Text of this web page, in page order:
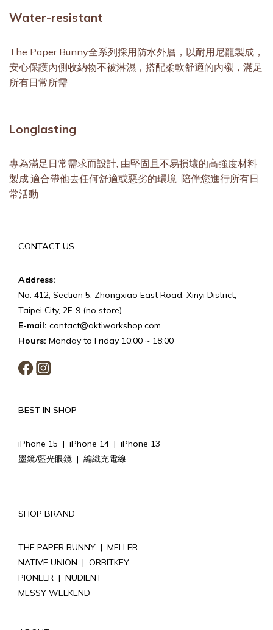
Water-resistant
The Paper Bunny全系列採用防水外層，以耐用尼龍製成，
安心保護內側收納物不被淋濕，搭配柔軟舒適的內襯，滿足
所有日常所需
Longlasting
專為滿足日常需求而設計, 由堅固且不易損壞的高強度材料
製成.適合帶他去任何舒適或惡劣的環境. 陪伴您進行所有日
常活動.
CONTACT US
Address:
No. 412, Section 5, Zhongxiao East Road, Xinyi District,
Taipei City, 2F-9 (no store)
E-mail: contact@aktiworkshop.com
Hours: Monday to Friday 10:00 ~ 18:00
BEST IN SHOP
iPhone 15 | iPhone 14 | iPhone 13
墨鏡/藍光眼鏡 | 編織充電線
SHOP BRAND
THE PAPER BUNNY | MELLER
NATIVE UNION | ORBITKEY
PIONEER | NUDIENT
MESSY WEEKEND